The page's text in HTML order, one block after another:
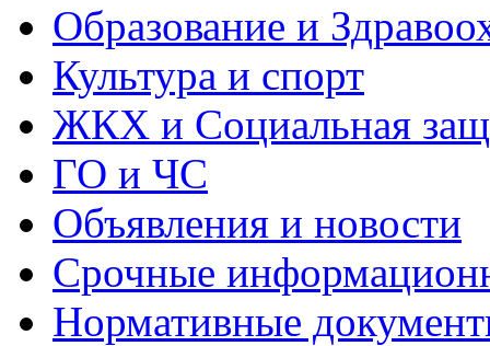
Образование и
Культура и спорт
ЖКХ и Социальная
ГО и ЧС
Объявления и новости
Срочные
Нормативные